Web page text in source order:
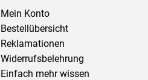
Mein Konto
Bestellübersicht
Reklamationen
Widerrufsbelehrung
Einfach mehr wissen